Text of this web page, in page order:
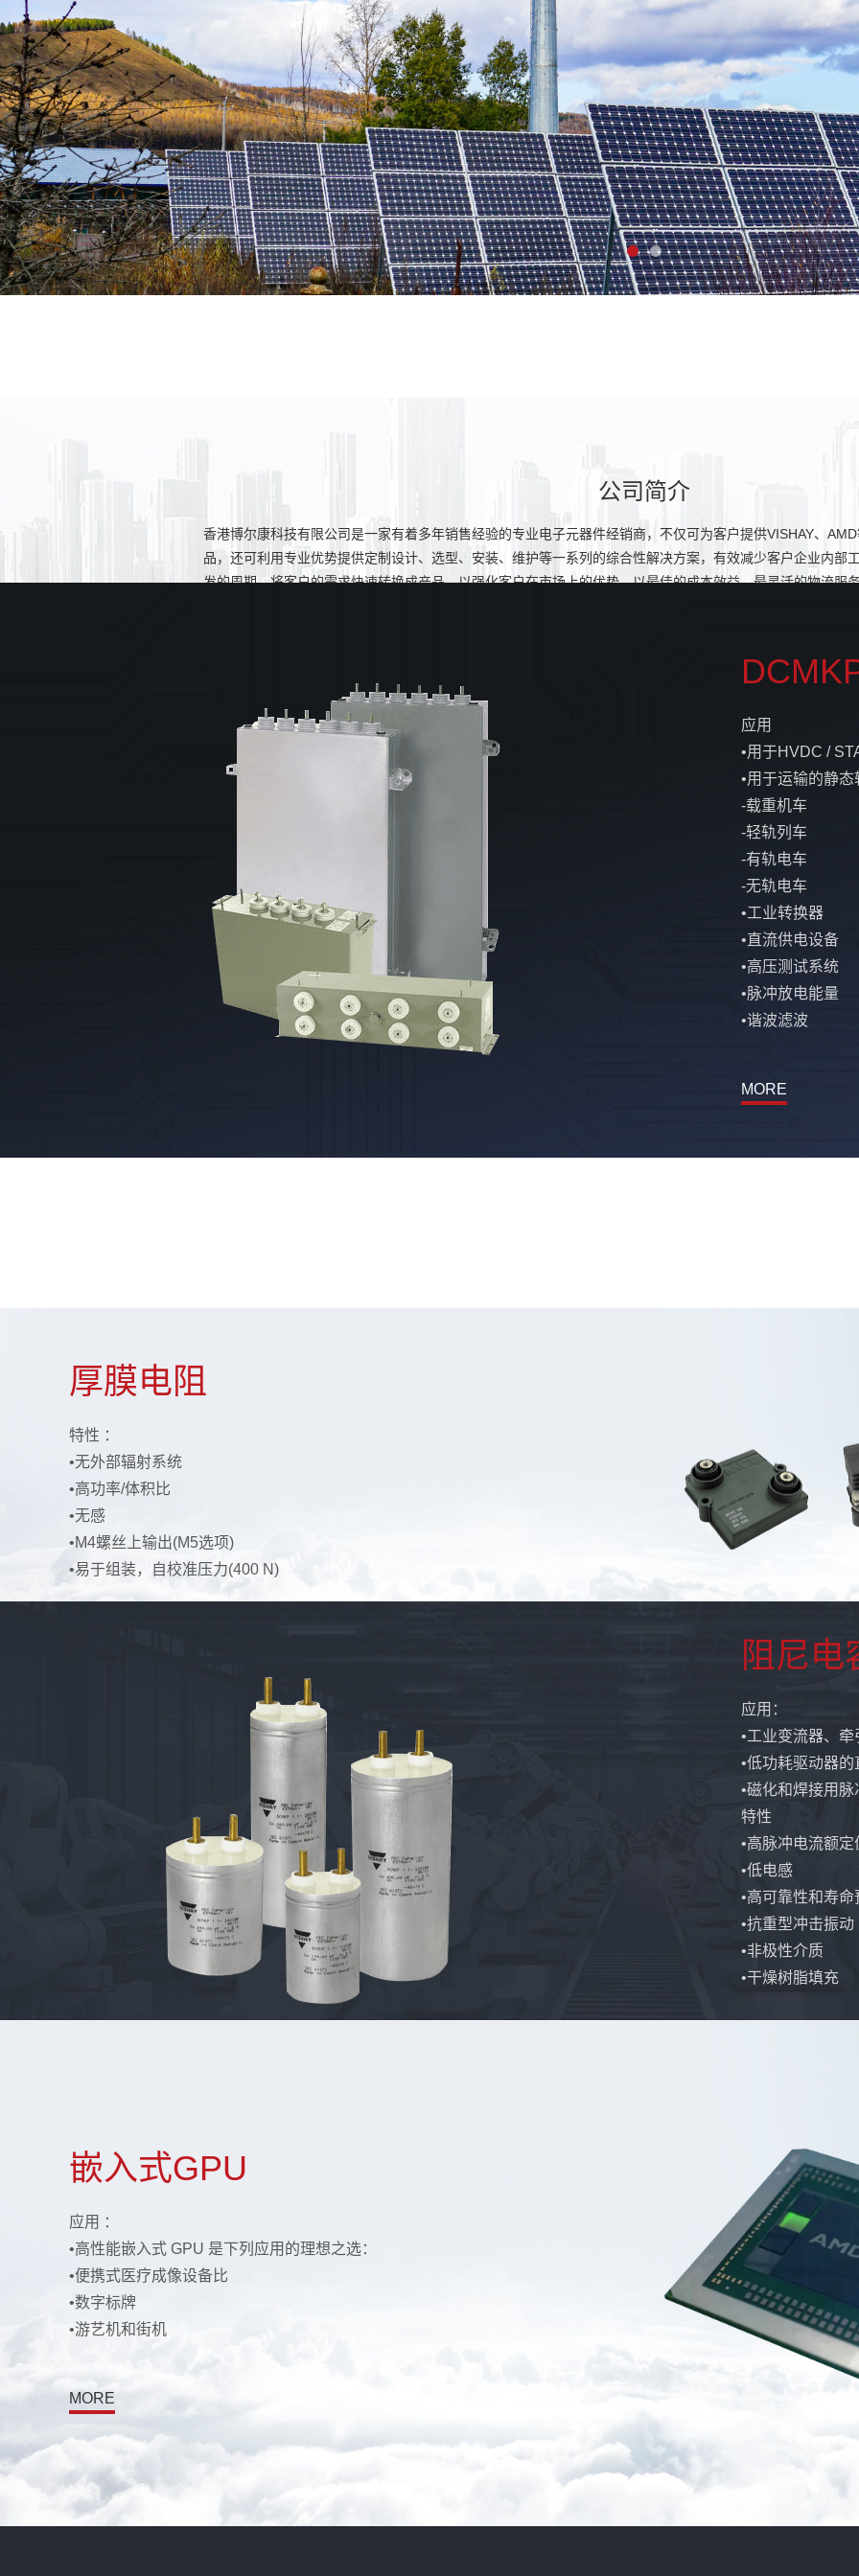
公司简介
香港博尔康科技有限公司是一家有着多年销售经验的专业电子元器件经销商，不仅可为客户提供VISHAY、
品，还可利用专业优势提供定制设计、选型、安装、维护等一系列的综合性解决方案，有效减少客户企业内部
发的周期，将客户的需求快速转换成产品，以强化客户在市场上的优势，以最佳的成本效益，最灵活的物流服
应用
•用于HVDC /
•用于运输的静态
-载重机车
-轻轨列车
-有轨电车
-无轨电车
•工业转换器
•直流供电设备
•高压测试系统
•脉冲放电能量
•谐波滤波
MORE
厚膜电阻
特性 ：
•无外部辐射系统
•高功率/体积比
•无感
•M4螺丝上输出(M5选项)
•易于组装，自校准压力(400 N)
阻尼电
应用：
•工业变流器、
•低功耗驱动器的
•磁化和焊接用
特性
•高脉冲电流额定
•低电感
•高可靠性和寿命
•抗重型冲击振动
•非极性介质
•干燥树脂填充
嵌入式GPU
应用 ：
•高性能嵌入式 GPU 是下列应用的理想之选：
•便携式医疗成像设备比
•数字标牌
•游艺机和街机
MORE